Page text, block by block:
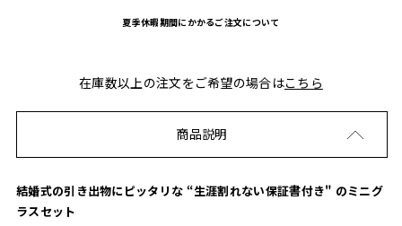
夏季休暇期間にかかるご注文について
在庫数以上の注文をご希望の場合はこちら
商品説明
結婚式の引き出物にピッタリな “生涯割れない保証書付き" のミニグ
ラスセット